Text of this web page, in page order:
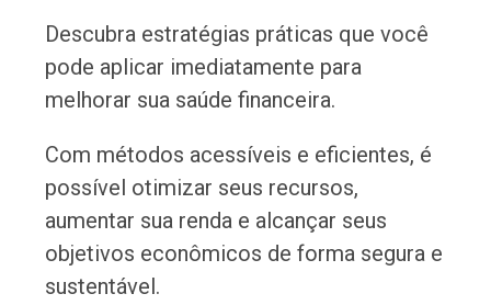
Descubra estratégias práticas que você
pode aplicar imediatamente para
melhorar sua saúde financeira.
Com métodos acessíveis e eficientes, é
possível otimizar seus recursos,
aumentar sua renda e alcançar seus
objetivos econômicos de forma segura e
sustentável.